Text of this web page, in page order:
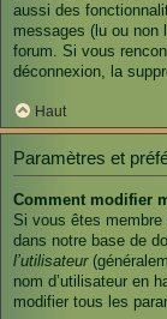
aussi des
messages (lu ou non
forum. Si vous
déconnexion, la
Haut
Paramètres et
Comment modifier
Si vous êtes
dans notre base de
l’utilisateur
nom d’utilisateur en
modifier tous les